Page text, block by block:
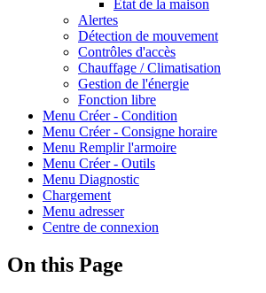
Etat de la maison
Alertes
Détection de mouvement
Contrôles d'accès
Chauffage / Climatisation
Gestion de l'énergie
Fonction libre
Menu Créer - Condition
Menu Créer - Consigne horaire
Menu Remplir l'armoire
Menu Créer - Outils
Menu Diagnostic
Chargement
Menu adresser
Centre de connexion
On this Page